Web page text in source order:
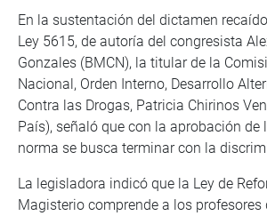
En la sustentación del dictamen
Ley 5615, de autoría del congresista
Gonzales (BMCN), la titular de la
Nacional, Orden Interno, Desarrollo
Contra las Drogas, Patricia Chirinos
País), señaló que con la aprobación de
norma se busca terminar con la
La legisladora indicó que la Ley de
Magisterio comprende a los profesores